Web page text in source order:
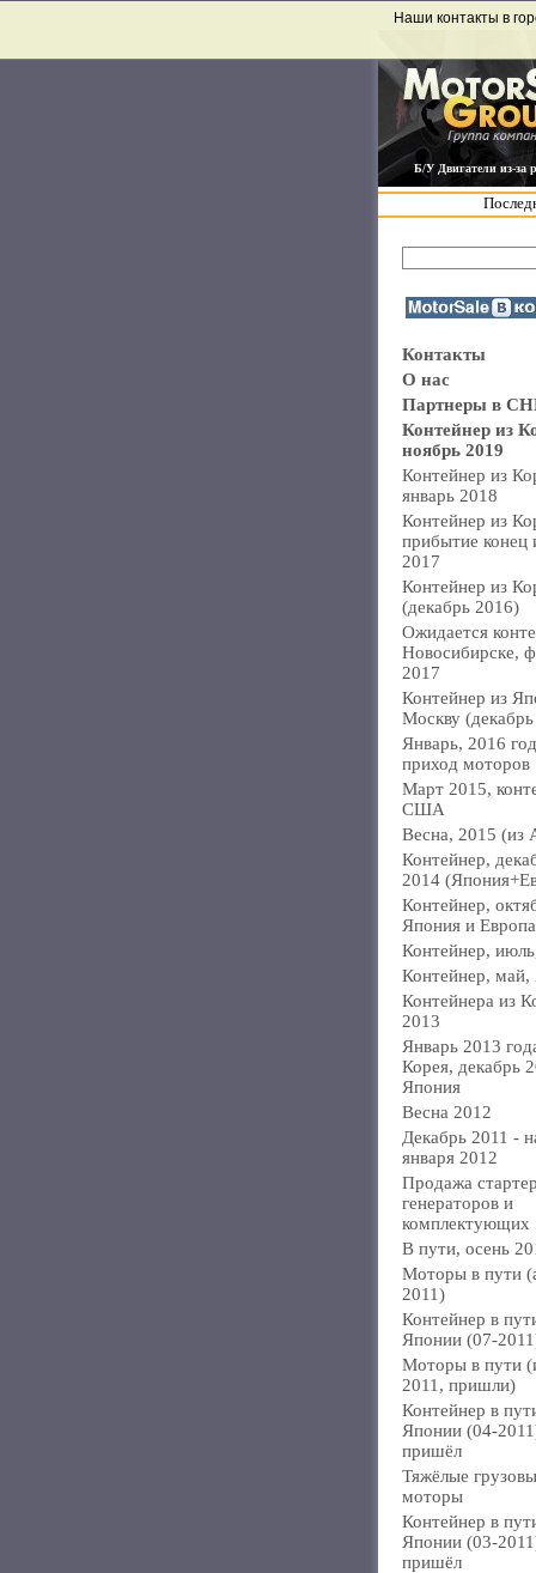
Б/У Двигатели из-за
Наши контакты в
Контакты
О нас
Партнеры в
Контейнер из
ноябрь 2019
Контейнер из
январь 2018
Контейнер из
прибытие конец
2017
Контейнер из
(декабрь 2016)
Ожидается
Новосибирске,
2017
Контейнер из
Москву
Январь, 2016
приход моторов
Март 2015,
США
Весна, 2015 (из
Контейнер,
2014
Контейнер,
Япония и
Контейнер,
Контейнер, май,
Контейнера из
2013
Январь 2013
Корея, декабрь
Япония
Весна 2012
Декабрь 2011 -
января 2012
Продажа
генераторов и
комплектующих
В пути, осень
Моторы в пути
2011)
Контейнер в
Японии (07-
Моторы в пути
2011, пришли)
Контейнер в
Японии (04-
пришёл
Тяжёлые
моторы
Контейнер в
Японии (03-
пришёл